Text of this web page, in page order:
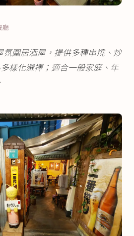
廳
氛圍居酒屋，提供多種串燒、炒
樣化選擇；適合一般家庭、年